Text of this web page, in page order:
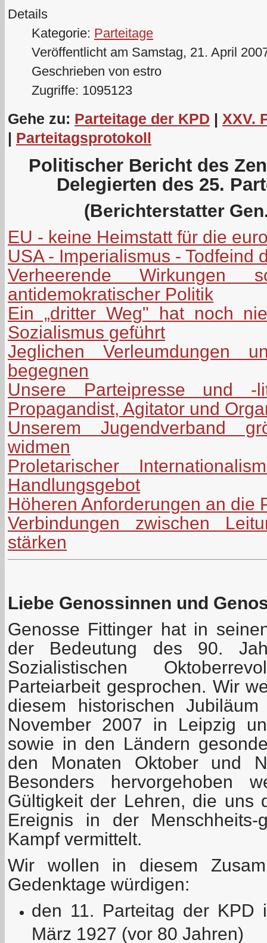
Details
Kategorie: Parteitage
Veröffentlicht am Samstag, 21. April
Geschrieben von estro
Zugriffe: 1095123
Gehe zu: Parteitage der KPD | XXV.
| Parteitagsprotokoll
Politischer Bericht des
Delegierten des 25.
(Berichterstatter
EU - keine Heimstatt für die
USA - Imperialismus - Todfeind
Verheerende Wirkungen
antidemokratischer Politik
Ein „dritter Weg" hat noch
Sozialismus geführt
Jeglichen Verleumdungen
begegnen
Unsere Parteipresse und -
Propagandist, Agitator und
Unserem Jugendverband
widmen
Proletarischer
Handlungsgebot
Höheren Anforderungen an die
Verbindungen zwischen
stärken
Liebe Genossinnen und
Genosse Fittinger hat in
der Bedeutung des 90.
Sozialistischen
Parteiarbeit gesprochen. Wir
diesem historischen
November 2007 in Leipzig
sowie in den Ländern
den Monaten Oktober und
Besonders hervorgehoben
Gültigkeit der Lehren, die uns
Ereignis in der Menschheits-
Kampf vermittelt.
Wir wollen in diesem
Gedenktage würdigen:
den 11. Parteitag der
März 1927 (vor 80 Jahren)